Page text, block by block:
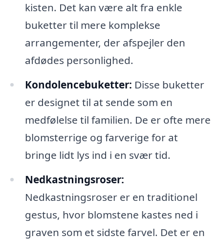
kisten. Det kan være alt fra enkle
buketter til mere komplekse
arrangementer, der afspejler den
afdødes personlighed.
Kondolencebuketter: Disse buketter
er designet til at sende som en
medfølelse til familien. De er ofte mere
blomsterrige og farverige for at
bringe lidt lys ind i en svær tid.
Nedkastningsroser:
Nedkastningsroser er en traditionel
gestus, hvor blomstene kastes ned i
graven som et sidste farvel. Det er en